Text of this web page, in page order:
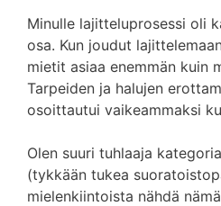
Minulle lajitteluprosessi oli
osa. Kun joudut
mietit asiaa enemmän kuin
Tarpeiden ja halujen
osoittautui vaikeammaksi
Olen suuri tuhlaaja
(tykkään tukea
mielenkiintoista nähdä